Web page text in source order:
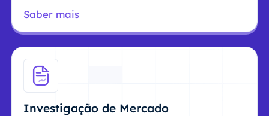
Saber mais
Investigação de Mercado